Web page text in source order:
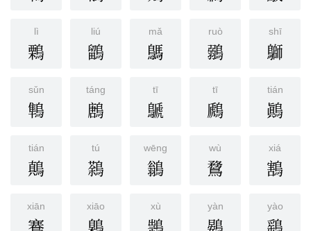
lì
鷅
liú
鶹
mǎ
鷌
ruò
鶸
shī
鶳
sǔn
鶽
táng
鶶
tī
鷈
tī
鷉
tián
鷆
tián
鷏
tú
鷋
wēng
鶲
wù
䳱
xiá
鶷
xiān xiāo xù yàn yào